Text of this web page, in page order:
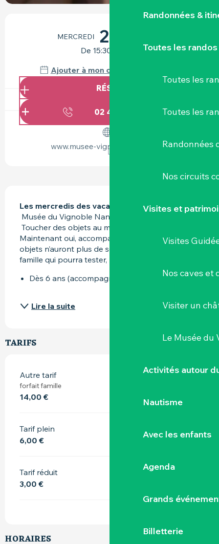
Randonnées &
Toutes les randos
Toutes les
Toutes les
Randonnées
Nos circuits
Visites et
Visites
Nos caves et
Visiter un
Le Musée du
Activités autour
Nautisme
Avec les enfants
Agenda
Grands
Billetterie
OUVERTURE ET COORDONNÉES
MERCREDI 26
De 15:30 à 16:30
Ajouter à mon calendrier Google
RÉSERVER
02 40 80 90
www.musee-vignoble-nantais.eu
Les mercredis des vacances scolaires à 15h30
Musée du Vignoble Nantais, Le Pallet
Maintenant oui, accompagné d’un guide ! Les
objets n’auront plus de secrets pour toute la
famille qui pourra tester, manipuler, planter…
Dès 6 ans (accompagnant obligatoire)
Lire la suite
TARIFS
Autre tarif
forfait famille
14,00 €
Tarif plein
6,00 €
Tarif réduit
3,00 €
HORAIRES